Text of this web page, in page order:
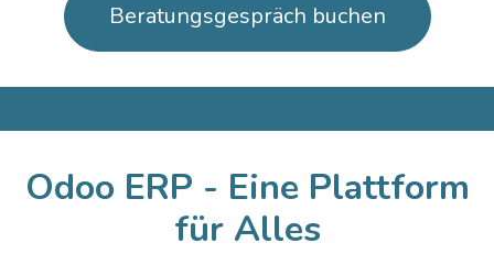
Beratungsgespräch buchen
Odoo ERP - Eine Plattf​orm
für Alles